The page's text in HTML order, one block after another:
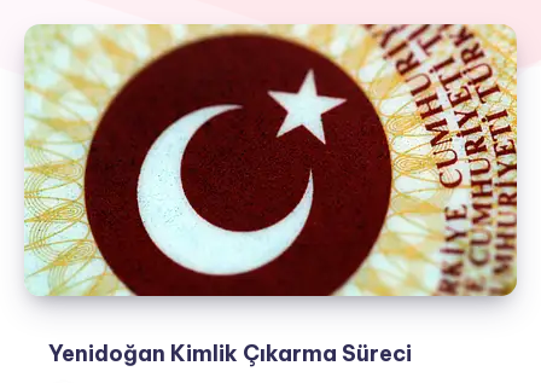
Yenidoğan Kimlik Çıkarma Süreci